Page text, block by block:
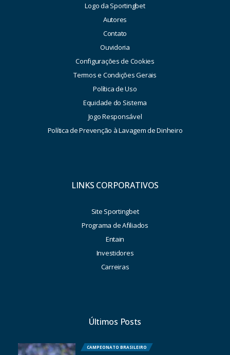
Logo da Sportingbet
Autores
Contato
Ouvidoria
Configurações de Cookies
Termos e Condições Gerais
Política de Uso
Equidade do Sistema
Jogo Responsável
Política de Prevenção à Lavagem de Dinheiro
LINKS CORPORATIVOS
Site Sportingbet
Programa de Afiliados
Entain
Investidores
Carreiras
Últimos Posts
CAMPEONATO BRASILEIRO